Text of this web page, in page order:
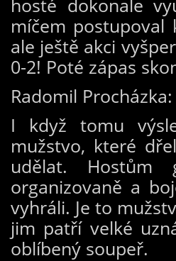
hosté dokonale
míčem postupoval
ale ještě akci
0-2! Poté zápas
Radomil Procházka:
I když tomu
mužstvo, které
udělat.
organizovaně a
vyhráli. Je to
jim patří velké
oblíbený soupeř.